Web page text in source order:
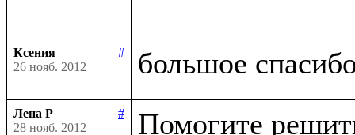
Ксения
#
26 нояб. 2012
Лена Р
#
28 нояб. 2012